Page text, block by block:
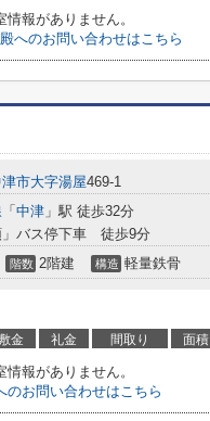
情報がありません。
へのお問い合わせはこちら
市大字湯屋469-1
「 中津 」駅 徒歩32分
」バス停下車 徒歩9分
階数 2階建 構造 軽量鉄骨
金 礼金 間取り 面積
情報がありません。
お問い合わせはこちら